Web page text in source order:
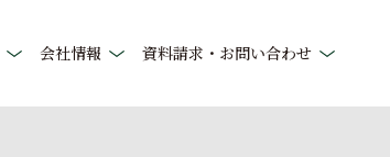
会社情報 資料請求・お問い合わせ